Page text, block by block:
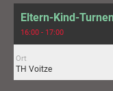
Eltern-Kind-Turnen
16:00 - 17:00
Ort
TH Voitze